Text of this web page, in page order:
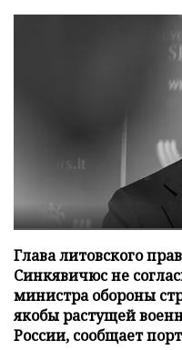
Глава литовского
Синкявичюс не
министра обороны
якобы растущей
России, сообщает